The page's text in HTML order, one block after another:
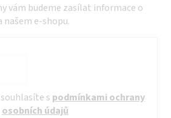
vám budeme zasílat informace o
našem e-shopu.
s podmínkami ochrany
osobních údajů